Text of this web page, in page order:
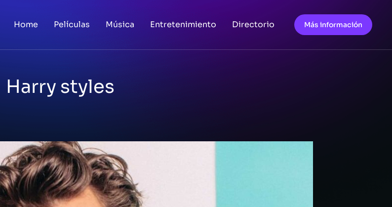
Home Películas Música Entretenimiento Directorio Más información
Harry styles